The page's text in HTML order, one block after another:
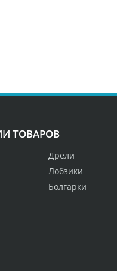
ТОВАРОВ
Дрели
Лобзики
Болгарки